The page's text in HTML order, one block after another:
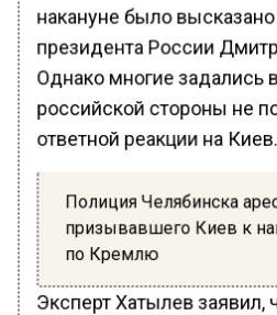
накануне было
президента России
Однако многие задались
российской стороны не
ответной реакции на Киев.
Полиция Челябинска
призывавшего Киев к
по Кремлю
Эксперт Хатылев заявил,